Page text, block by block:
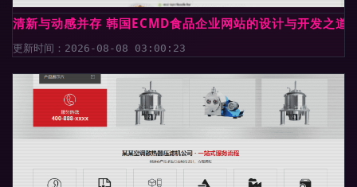
清新与动感并存 韩国ECMD食品企业网站的设计与开发之道
更新时间：2026-08-08 03:00:23